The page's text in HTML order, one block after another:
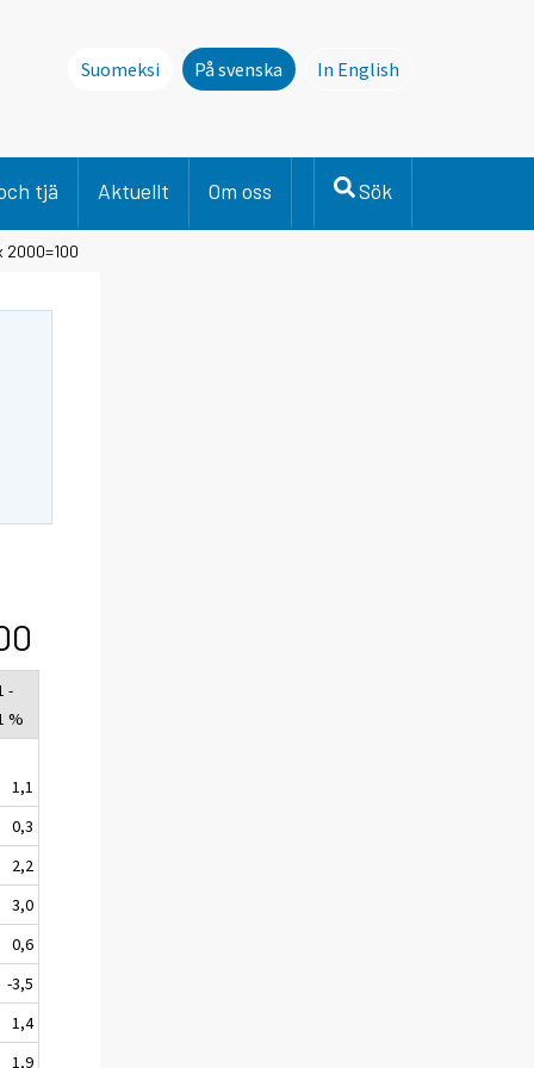
Suomeksi På svenska
In English
tjä Aktuellt Om oss Sök
-
%
1,1
0,3
2,2
3,0
0,6
-3,5
1,4
1,9